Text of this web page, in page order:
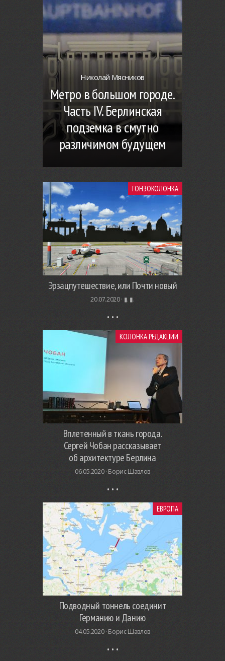
Николай Мясников
Метро в большом городе.
Часть IV. Берлинская
подземка в смутно
различимом будущем
ГОНЗОКОЛОНКА
Эрзацпутешествие, или Почти новый
20.07.2020 · ▮. ▮.
КОЛОНКА РЕДАКЦИИ
Вплетенный в ткань города.
Сергей Чобан рассказывает
об архитектуре Берлина
06.05.2020 · Борис Шавлов
ЕВРОПА
Подводный тоннель соединит
Германию и Данию
04.05.2020 · Борис Шавлов